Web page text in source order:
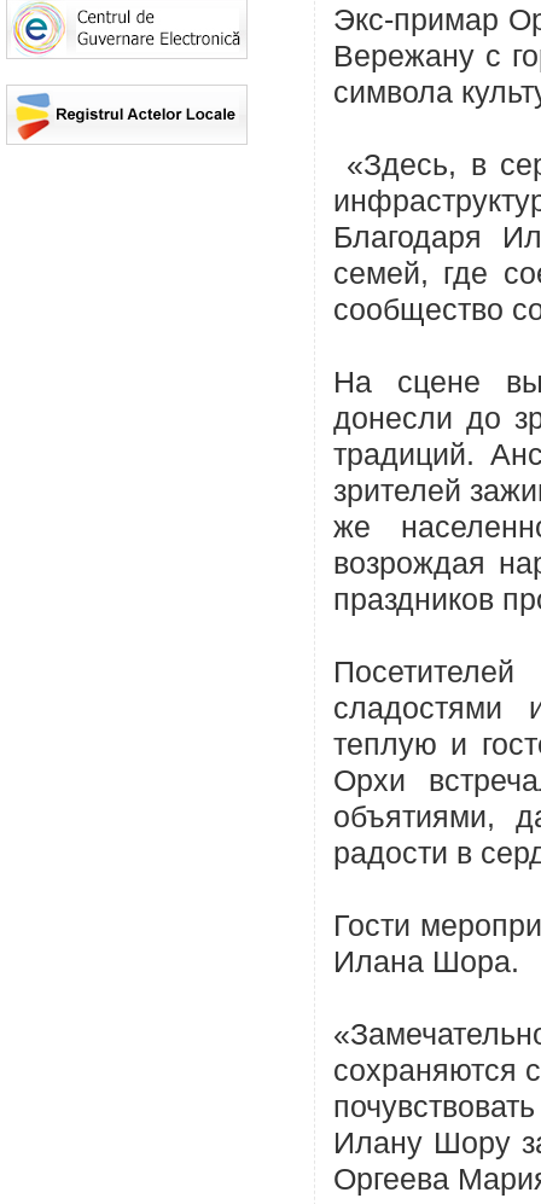
Экс-примар
Вережану с
символа
«Здесь, в
Благодаря
семей, где
сообщество
На сцене
донесли до
традиций.
зрителей
же
возрождая
праздников
сладостями
теплую и
Орхи
объятиями,
радости в
Гости
Илана Шора.
сохраняются
Илану Шору
Оргеева